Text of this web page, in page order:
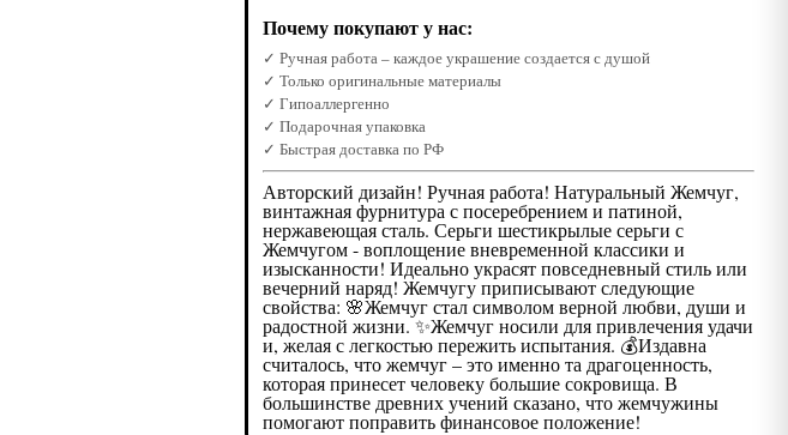
Почему покупают у нас:
✓ Ручная работа – каждое украшение создается с душой
✓ Только оригинальные материалы
✓ Гипоаллергенно
✓ Подарочная упаковка
✓ Быстрая доставка по РФ
Авторский дизайн! Ручная работа! Натуральный Жемчуг,
винтажная фурнитура с посеребрением и патиной,
нержавеющая сталь. Серьги шестикрылые серьги с
Жемчугом - воплощение вневременной классики и
изысканности! Идеально украсят повседневный стиль или
вечерний наряд! Жемчугу приписывают следующие
свойства: 🌸Жемчуг стал символом верной любви, души и
радостной жизни. ✨Жемчуг носили для привлечения удачи
и, желая с легкостью пережить испытания. 💰Издавна
считалось, что жемчуг – это именно та драгоценность,
которая принесет человеку большие сокровища. В
большинстве древних учений сказано, что жемчужины
помогают поправить финансовое положение!